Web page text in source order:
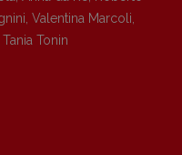
com]
Valentina Marcoli
Tania Tonin